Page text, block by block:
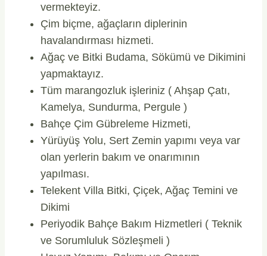
vermekteyiz.
Çim biçme, ağaçların diplerinin
havalandırması hizmeti.
Ağaç ve Bitki Budama, Sökümü ve Dikimini
yapmaktayız.
Tüm marangozluk işleriniz ( Ahşap Çatı,
Kamelya, Sundurma, Pergule )
Bahçe Çim Gübreleme Hizmeti,
Yürüyüş Yolu, Sert Zemin yapımı veya var
olan yerlerin bakım ve onarımının
yapılması.
Telekent Villa Bitki, Çiçek, Ağaç Temini ve
Dikimi
Periyodik Bahçe Bakım Hizmetleri ( Teknik
ve Sorumluluk Sözleşmeli )